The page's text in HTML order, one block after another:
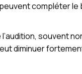
compléter le
souvent
diminuer